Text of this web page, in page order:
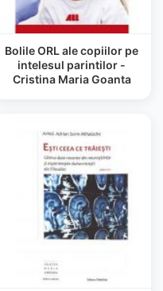
Bolile ORL ale copiilor pe
intelesul parintilor -
Cristina Maria Goanta